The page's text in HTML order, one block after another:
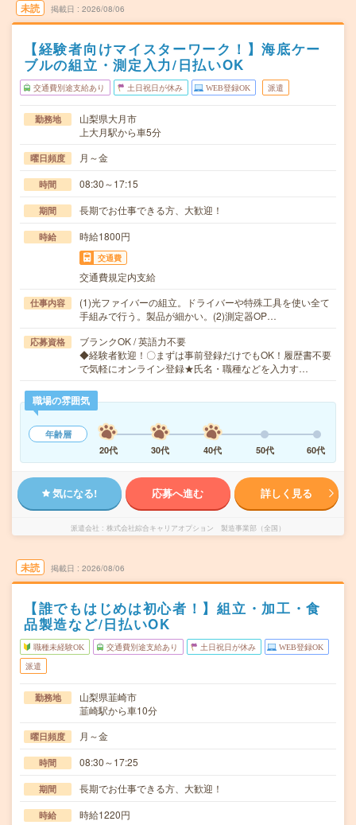
未読 掲載日 2026/08/06
【経験者向けマイスターワーク！】海底ケー
ブルの組立・測定入力/日払いOK
交通費別途支給あり 土日祝日が休み WEB登録OK 派遣
勤務地
山梨県大月市
上大月駅から車5分
曜日頻度 月～金
時間 08:30～17:15
期間 長期でお仕事できる方、大歓迎！
時給 時給1800円
交通費
交通費規定内支給
仕事内容
(1)光ファイバーの組立。ドライバーや特殊工具を使い全て
手組みで行う。製品が細かい。(2)測定器OP…
応募資格
ブランクOK / 英語力不要
◆経験者歓迎！〇まずは事前登録だけでもOK！履歴書不要
で気軽にオンライン登録★氏名・職種などを入力す…
職場の雰囲気
年齢層
20代
30代 40代 50代 60代
気になる! 応募へ進む 詳しく見る
派遣会社 株式会社綜合キャリアオプション 製造事業部（全国）
未読 掲載日 2026/08/06
【誰でもはじめは初心者！】組立・加工・食
品製造など/日払いOK
職種未経験OK 交通費別途支給あり 土日祝日が休み WEB登録OK
派遣
勤務地
山梨県韮崎市
韮崎駅から車10分
曜日頻度 月～金
時間 08:30～17:25
期間 長期でお仕事できる方、大歓迎！
時給 時給1220円